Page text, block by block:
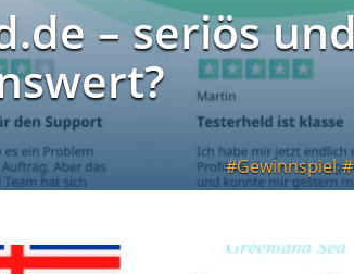
– seriös
Gewinnspiel